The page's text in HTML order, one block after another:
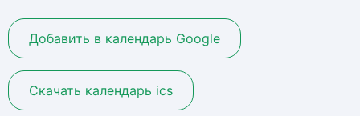
Добавить в календарь Google
Скачать календарь ics